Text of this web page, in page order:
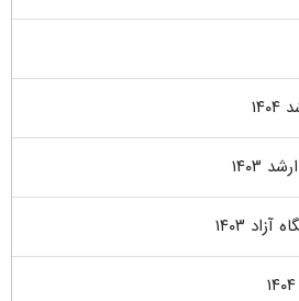
۱۴۰۳